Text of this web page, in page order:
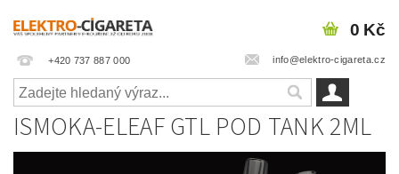
+420 737 887 000 info@elektro-cigareta.cz
0 Kč
ISMOKA-ELEAF GTL POD TANK 2ML